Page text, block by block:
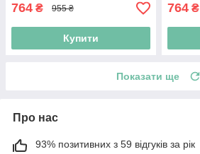
764 ₴ 955 ₴
Купити
764 ₴
Показати ще
Про нас
93% позитивних з 59 відгуків за рік